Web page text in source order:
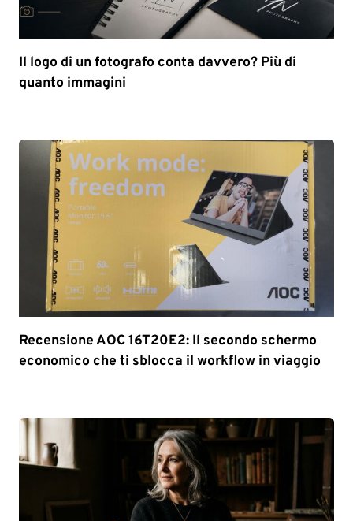
Il logo di un fotografo conta davvero? Più di
quanto immagini
Recensione AOC 16T20E2: Il secondo schermo
economico che ti sblocca il workflow in viaggio